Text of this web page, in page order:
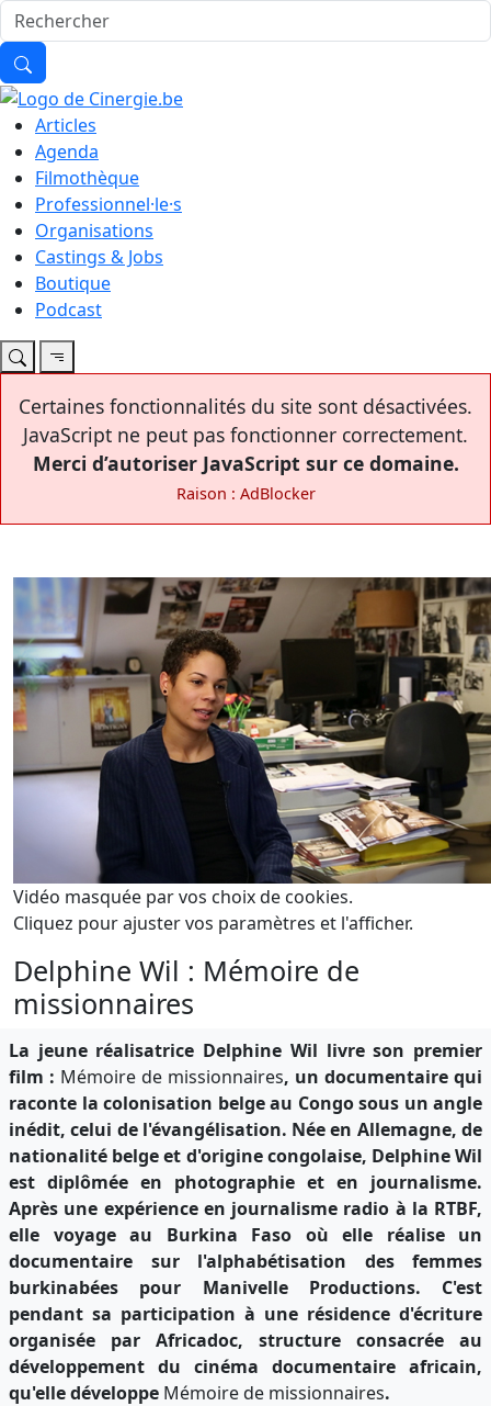
Articles
Agenda
Filmothèque
Professionnel·le·s
Organisations
Castings & Jobs
Boutique
Podcast
Certaines fonctionnalités du site sont désactivées.
JavaScript ne peut pas fonctionner correctement.
Merci d’autoriser JavaScript sur ce domaine.
Raison : AdBlocker
Vidéo masquée par vos choix de cookies.
Cliquez pour ajuster vos paramètres et l'afficher.
Delphine Wil : Mémoire de
missionnaires
La jeune réalisatrice Delphine Wil livre son premier
film : Mémoire de missionnaires, un documentaire qui
raconte la colonisation belge au Congo sous un angle
inédit, celui de l'évangélisation. Née en Allemagne, de
nationalité belge et d'origine congolaise, Delphine Wil
est diplômée en photographie et en journalisme.
Après une expérience en journalisme radio à la RTBF,
elle voyage au Burkina Faso où elle réalise un
documentaire sur l'alphabétisation des femmes
burkinabées pour Manivelle Productions. C'est
pendant sa participation à une résidence d'écriture
organisée par Africadoc, structure consacrée au
développement du cinéma documentaire africain,
qu'elle développe Mémoire de missionnaires.